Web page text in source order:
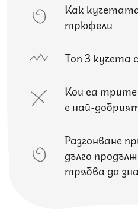
Как
трюфели
Топ 3 кучета
Кои са трите
е най-
Разгонване
дълго
трябва да